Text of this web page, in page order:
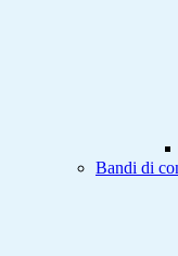
Bandi di